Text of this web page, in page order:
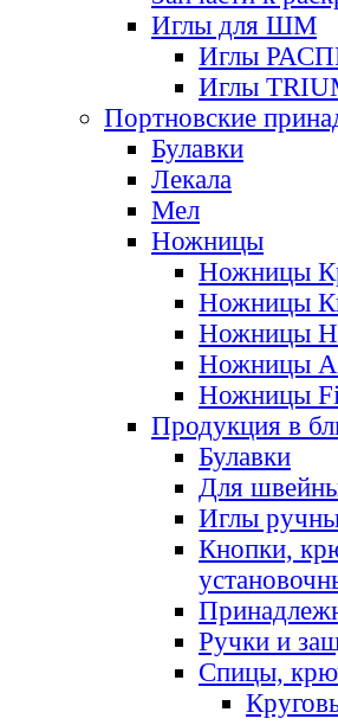
Иглы для ШМ
Иглы
Иглы
Портновские
Булавки
Лекала
Мел
Ножницы
Ножницы
Ножницы
Ножницы
Ножницы
Ножницы
Продукция в
Булавки
Для
Иглы
Кнопки,
Ручки и
Спицы,